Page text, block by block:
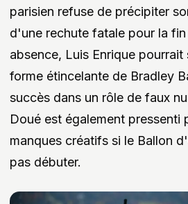
parisien refuse de précipiter
d'une rechute fatale pour la
absence, Luis Enrique
forme étincelante de Bradley
succès dans un rôle de faux
Doué est également pressenti
manques créatifs si le Ballon
pas débuter.